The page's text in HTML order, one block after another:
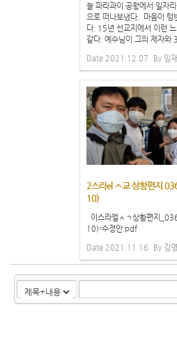
늘 파라과이 공항에서 일자
으로 떠나보냈다. 마음이 텅
다. 15년 선교지에서 이런
같다. 예수님이 그의 제자와 3
Date 2021.12.07 By 임재
2스라el ㅅ교 상황편지
10)
이스라엘ㅅㄱ상황편지
10)-수정안.pdf
Date 2021.11.16 By 김